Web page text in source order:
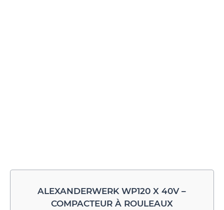
ALEXANDERWERK WP120 X 40V –
COMPACTEUR À ROULEAUX